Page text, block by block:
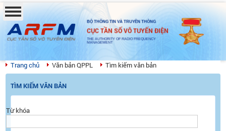
BỘ THÔNG TIN VÀ TRUYỀN THÔNG
CỤC TẦN SỐ VÔ TUYẾN ĐIỆN
THE AUTHORITY OF RADIO FREQUENCY
MANAGEMENT
Trang chủ Văn bản QPPL Tìm kiếm văn bản
TÌM KIẾM VĂN BẢN
Từ khóa